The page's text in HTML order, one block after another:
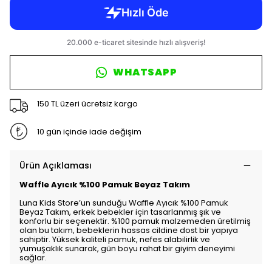
WHATSAPP
150 TL üzeri ücretsiz kargo
10 gün içinde iade değişim
Ürün Açıklaması
Waffle Ayıcık %100 Pamuk Beyaz Takım
Luna Kids Store’un sunduğu Waffle Ayıcık %100 Pamuk
Beyaz Takım, erkek bebekler için tasarlanmış şık ve
konforlu bir seçenektir. %100 pamuk malzemeden üretilmiş
olan bu takım, bebeklerin hassas cildine dost bir yapıya
sahiptir. Yüksek kaliteli pamuk, nefes alabilirlik ve
yumuşaklık sunarak, gün boyu rahat bir giyim deneyimi
sağlar.